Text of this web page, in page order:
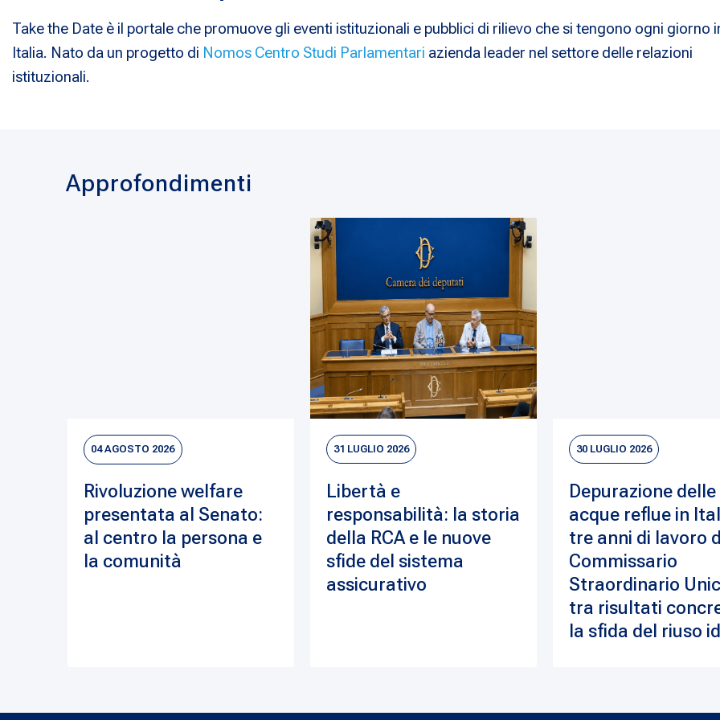
Take the Date è il portale che promuove gli eventi istituzionali e pubblici di rilievo che si tengono ogni giorno
Italia. Nato da un progetto di Nomos Centro Studi Parlamentari azienda leader nel settore delle relazioni
istituzionali.
Approfondimenti
04 AGOSTO 2026
Rivoluzione welfare
presentata al Senato:
al centro la persona e
la comunità
31 LUGLIO 2026
Libertà e
responsabilità: la storia
della RCA e le nuove
sfide del sistema
assicurativo
30 LUGLIO 2026
Depurazione delle
acque reflue in
tre anni di lavoro
Commissario
Straordinario
tra risultati
la sfida del riuso